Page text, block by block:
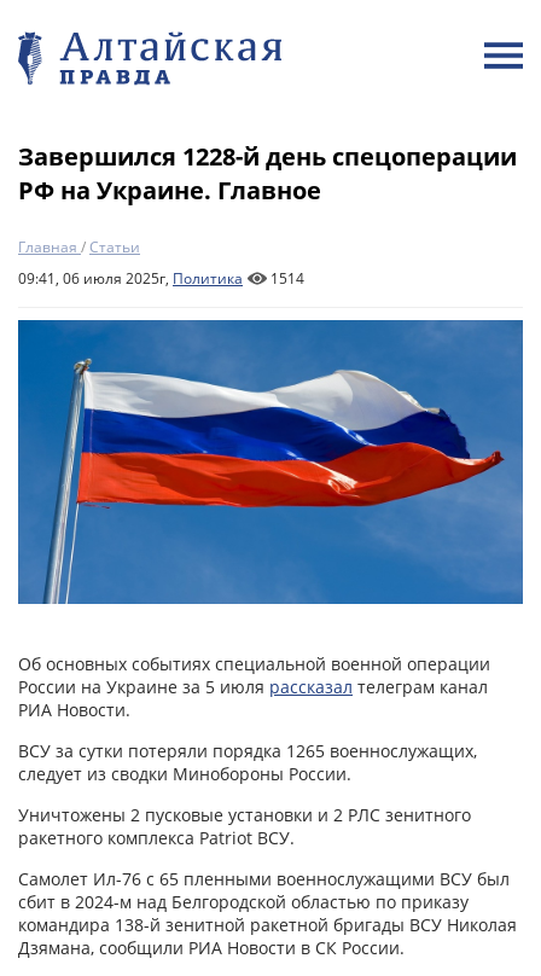
Завершился 1228-й день спецоперации
РФ на Украине. Главное
Главная /Статьи
09:41, 06 июля 2025г, Политика 1514
Об основных событиях специальной военной операции
России на Украине за 5 июля рассказал телеграм канал
РИА Новости.
ВСУ за сутки потеряли порядка 1265 военнослужащих,
следует из сводки Минобороны России.
Уничтожены 2 пусковые установки и 2 РЛС зенитного
ракетного комплекса Patriot ВСУ.
Самолет Ил-76 с 65 пленными военнослужащими ВСУ был
сбит в 2024-м над Белгородской областью по приказу
командира 138-й зенитной ракетной бригады ВСУ Николая
Дзямана, сообщили РИА Новости в СК России.